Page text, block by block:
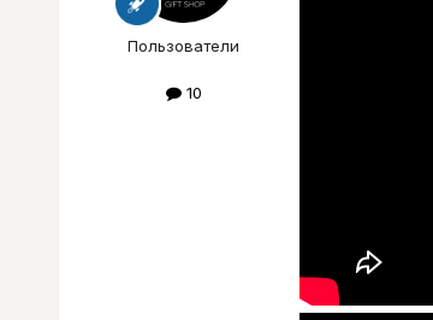
Пользователи
10